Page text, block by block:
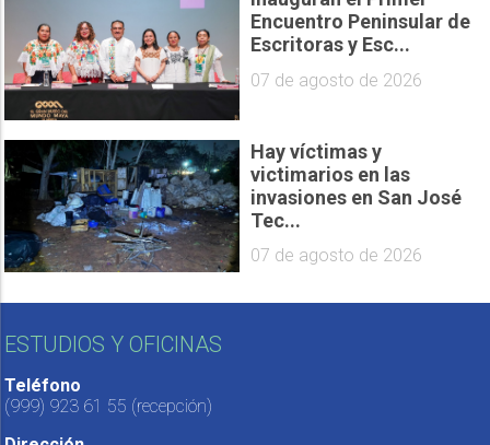
Encuentro Peninsular de
Escritoras y Esc...
07 de agosto de 2026
Hay víctimas y
victimarios en las
invasiones en San José
Tec...
07 de agosto de 2026
ESTUDIOS Y OFICINAS
Teléfono
(999) 923 61 55 (recepción)